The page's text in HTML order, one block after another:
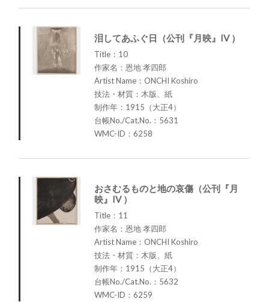
泪してあふぐ日（公刊『月映』IV ）
Title：10
作家名：恩地 孝四郎
Artist Name：ONCHI Koshiro
技法・材質：木版、紙
制作年：1915（大正4）
台帳No./Cat.No.：5631
WMC-ID：6258
おさむるものと地の哀傷（公刊『月
映』IV ）
Title：11
作家名：恩地 孝四郎
Artist Name：ONCHI Koshiro
技法・材質：木版、紙
制作年：1915（大正4）
台帳No./Cat.No.：5632
WMC-ID：6259